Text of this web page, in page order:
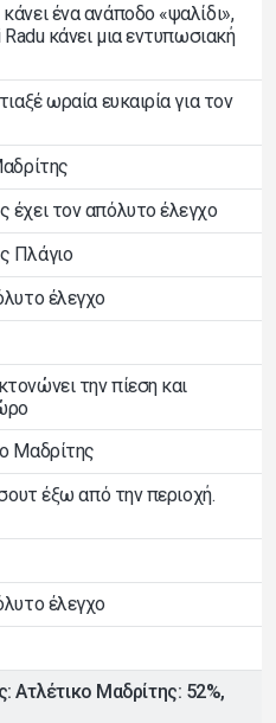
ένα ανάποδο «ψαλίδι»,
κάνει μια εντυπωσιακή
ωραία ευκαιρία για τον
έχει τον απόλυτο έλεγχο
Πλάγιο
έλεγχο
την πίεση και
Μαδρίτης
έξω από την περιοχή.
έλεγχο
Ατλέτικο Μαδρίτης: 52%,